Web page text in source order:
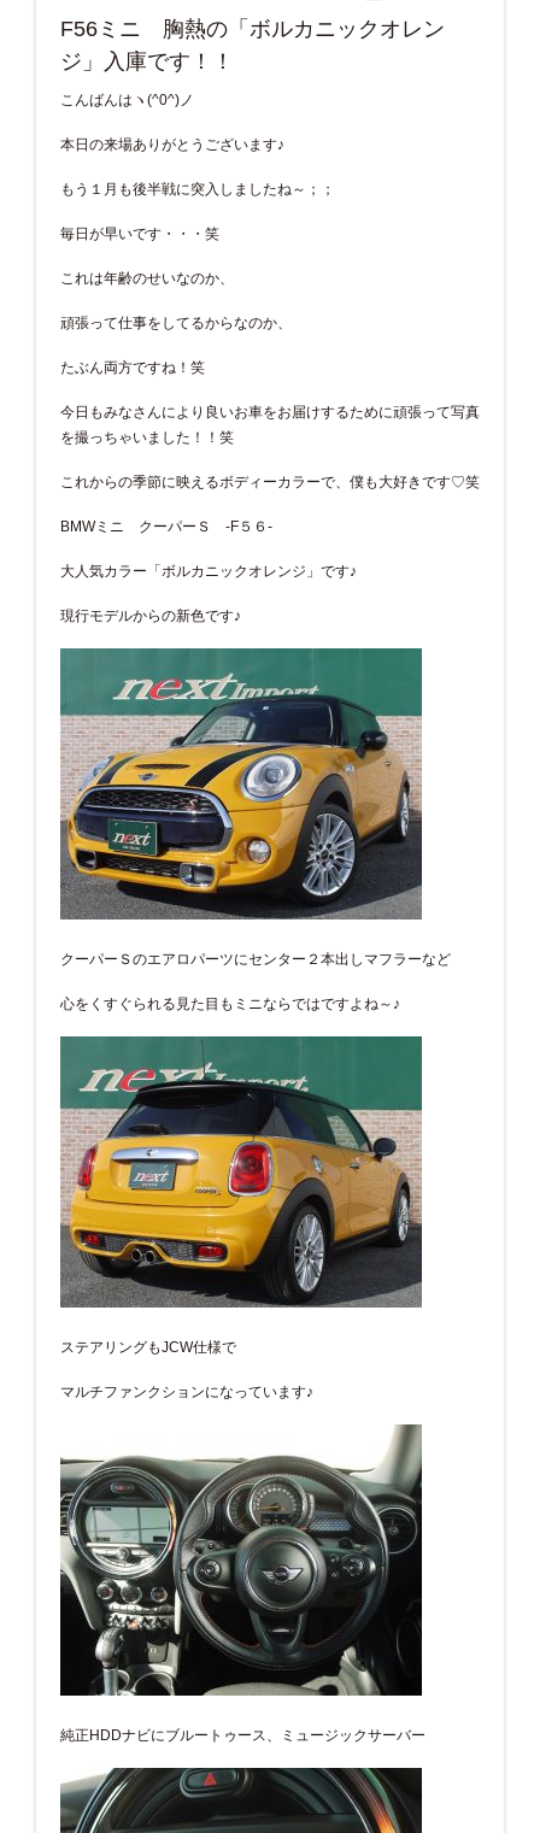
F56ミニ 胸熱の「ボルカニックオレン
ジ」入庫です！！
こんばんはヽ(^0^)ノ
本日の来場ありがとうございます♪
もう１月も後半戦に突入しましたね～；；
毎日が早いです・・・笑
これは年齢のせいなのか、
頑張って仕事をしてるからなのか、
たぶん両方ですね！笑
今日もみなさんにより良いお車をお届けするために頑張って写真
を撮っちゃいました！！笑
これからの季節に映えるボディーカラーで、僕も大好きです♡笑
BMWミニ クーパーＳ -F５６-
大人気カラー「ボルカニックオレンジ」です♪
現行モデルからの新色です♪
クーパーＳのエアロパーツにセンター２本出しマフラーなど
心をくすぐられる見た目もミニならではですよね～♪
ステアリングもJCW仕様で
マルチファンクションになっています♪
純正HDDナビにブルートゥース、ミュージックサーバー